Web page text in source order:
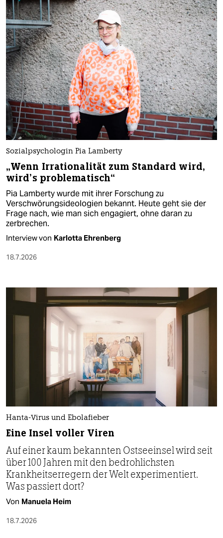
Sozialpsychologin Pia Lamberty
„Wenn Irrationalität zum Standard wird,
wird’s problematisch“
Pia Lamberty wurde mit ihrer Forschung zu
Verschwörungsideologien bekannt. Heute geht sie der
Frage nach, wie man sich engagiert, ohne daran zu
zerbrechen.
Interview von Karlotta Ehrenberg
18.7.2026
Hanta-Virus und Ebolafieber
Eine Insel voller Viren
Auf einer kaum bekannten Ostseeinsel wird seit
über 100 Jahren mit den bedrohlichsten
Krankheitserregern der Welt experimentiert.
Was passiert dort?
Von Manuela Heim
18.7.2026